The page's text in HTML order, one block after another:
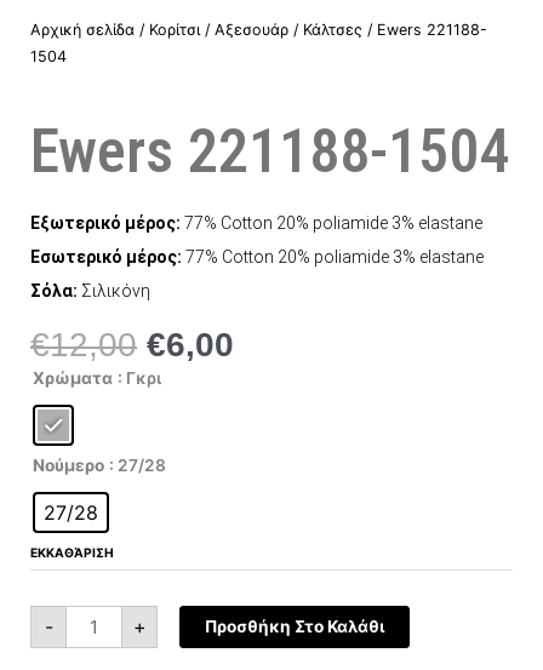
Αρχική σελίδα / Κορίτσι / Αξεσουάρ / Κάλτσες / Ewers 221188-
1504
Ewers 221188-1504
Εξωτερικό μέρος: 77% Cotton 20% poliamide 3% elastane
Εσωτερικό μέρος: 77% Cotton 20% poliamide 3% elastane
Σόλα: Σιλικόνη
€12,00 Original
price
€6,00
Χρώματα : Γκρι
Νούμερο : 27/28
27/28
ΕΚΚΑΘΆΡΙΣΗ
-
221188-
ποσότητα
+ Προσθήκη Στο Καλάθι